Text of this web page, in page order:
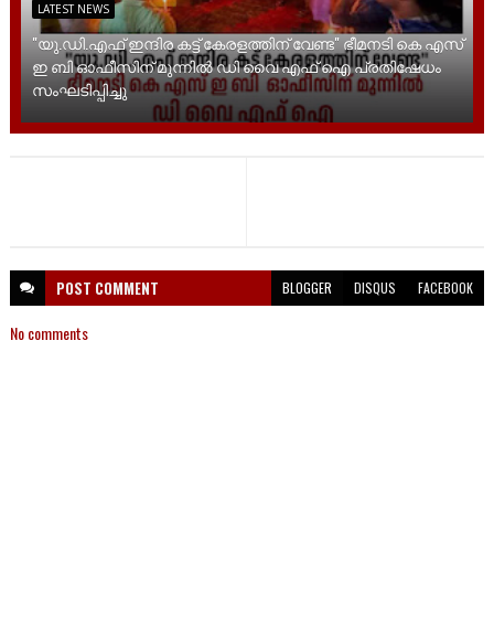
LATEST NEWS
"യു.ഡി.എഫ് ഇന്ദിര കട്ട് കേരളത്തിന് വേണ്ട" ഭീമനടി കെ എസ്
ഇ ബി ഓഫീസിന് മുന്നിൽ ഡി വൈ എഫ് ഐ പ്രതിഷേധം
സംഘടിപ്പിച്ചു
POST COMMENT BLOGGER DISQUS FACEBOOK
No comments